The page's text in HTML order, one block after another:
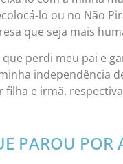
lo ou no Não
que seja mais
que perdi meu pai e
independência
filha e irmã,
PAROU POR